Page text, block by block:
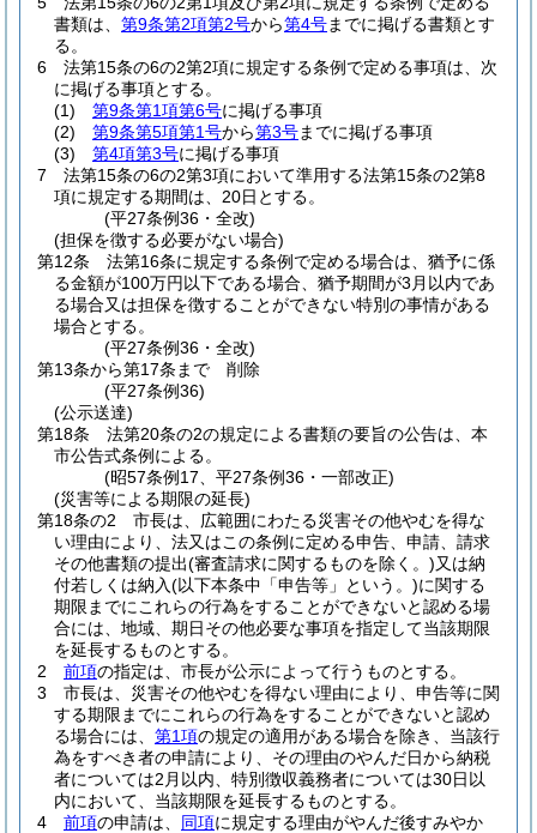
書類は、 第9条第2項第2号から第4号までに掲げる書類とす
る。
6
法第15条の6の2第2項に規定する条例で定める事項は、次
に掲げる事項とする。
(1)
第9条第1項第6号に掲げる事項
(2)
第9条第5項第1号から第3号までに掲げる事項
(3)
第4項第3号に掲げる事項
7
法第15条の6の2第3項において準用する法第15条の2第8
項に規定する期間は、20日とする。
(平27条例36・全改)
(担保を徴する必要がない場合)
第12条
法第16条に規定する条例で定める場合は、猶予に係
る金額が100万円以下である場合、猶予期間が3月以内であ
る場合又は担保を徴することができない特別の事情がある
場合とする。
(平27条例36・全改)
第13条から第17条まで
削除
(平27条例36)
(公示送達)
第18条
法第20条の2の規定による書類の要旨の公告は、本
市公告式条例による。
(昭57条例17、平27条例36・一部改正)
(災害等による期限の延長)
第18条の2
市長は、広範囲にわたる災害その他やむを得な
い理由により、法又はこの条例に定める申告、申請、請求
その他書類の提出(審査請求に関するものを除く。)又は納
付若しくは納入(以下本条中「申告等」という。)に関する
期限までにこれらの行為をすることができないと認める場
合には、地域、期日その他必要な事項を指定して当該期限
を延長するものとする。
2
前項の指定は、市長が公示によって行うものとする。
3
市長は、災害その他やむを得ない理由により、申告等に関
する期限までにこれらの行為をすることができないと認め
る場合には、 第1項の規定の適用がある場合を除き、当該行
為をすべき者の申請により、その理由のやんだ日から納税
者については2月以内、特別徴収義務者については30日以
内において、当該期限を延長するものとする。
4
前項の申請は、 同項に規定する理由がやんだ後すみやか